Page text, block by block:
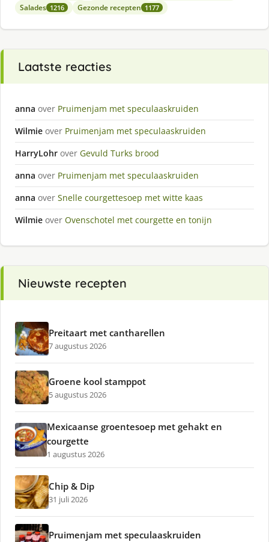
Salades 1216 Gezonde recepten 1177
Laatste reacties
anna over Pruimenjam met speculaaskruiden
Wilmie over Pruimenjam met speculaaskruiden
HarryLohr over Gevuld Turks brood
anna over Pruimenjam met speculaaskruiden
anna over Snelle courgettesoep met witte kaas
Wilmie over Ovenschotel met courgette en tonijn
Nieuwste recepten
Preitaart met cantharellen
7 augustus 2026
Groene kool stamppot
5 augustus 2026
Mexicaanse groentesoep met gehakt en
courgette
1 augustus 2026
Chip & Dip
31 juli 2026
Pruimenjam met speculaaskruiden